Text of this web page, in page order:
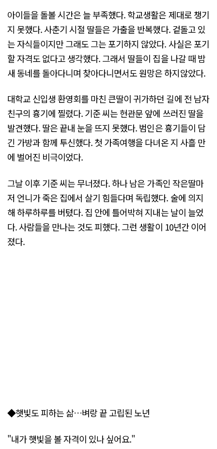
아이들을 돌볼 시간은 늘 부족했다. 학교생활은 제대로 챙기
지 못했다. 사춘기 시절 딸들은 가출을 반복했다. 겉돌고 있
는 자식들이지만 그래도 그는 포기하지 않았다. 사실은 포기
할 자격도 없다고 생각했다. 그래서 딸들이 집을 나갈 때 밤
새 동네를 돌아다니며 찾아다니면서도 원망은 하지않았다.
대학교 신입생 환영회를 마친 큰딸이 귀가하던 길에 전 남자
친구의 흉기에 찔렸다. 기준 씨는 현관문 앞에 쓰러진 딸을
발견했다. 딸은 끝내 눈을 뜨지 못했다. 범인은 흉기들이 담
긴 가방과 함께 투신했다. 첫 가족여행을 다녀온 지 사흘 만
에 벌어진 비극이었다.
그날 이후 기준 씨는 무너졌다. 하나 남은 가족인 작은딸마
저 언니가 죽은 집에서 살기 힘들다며 독립했다. 술에 의지
해 하루하루를 버텼다. 집 안에 틀어박혀 지내는 날이 늘었
다. 사람들을 만나는 것도 피했다. 그런 생활이 10년간 이어
졌다.
◆햇빛도 피하는 삶…벼랑 끝 고립된 노년
"내가 햇빛을 볼 자격이 있나 싶어요."